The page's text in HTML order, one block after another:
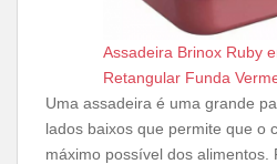
Assadeira Brinox Ruby
Retangular Funda
Uma assadeira é uma grande
lados baixos que permite que o
máximo possível dos alimentos.